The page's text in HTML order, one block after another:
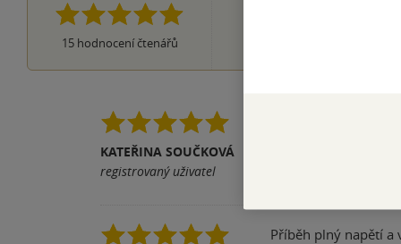
15hodnocení čtenářů
KATEŘINA SOUČKOVÁ
registrovaný uživatel
Napínavý příběh,
Příběh plný napětí a